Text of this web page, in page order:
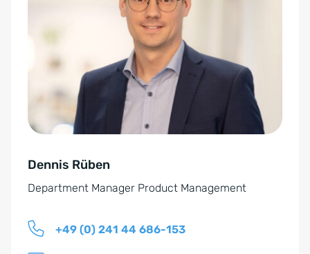
ä
d
n
s
v
:Dennis Rüben
Department Manager Product Management
+49 (0) 241 44 686-153